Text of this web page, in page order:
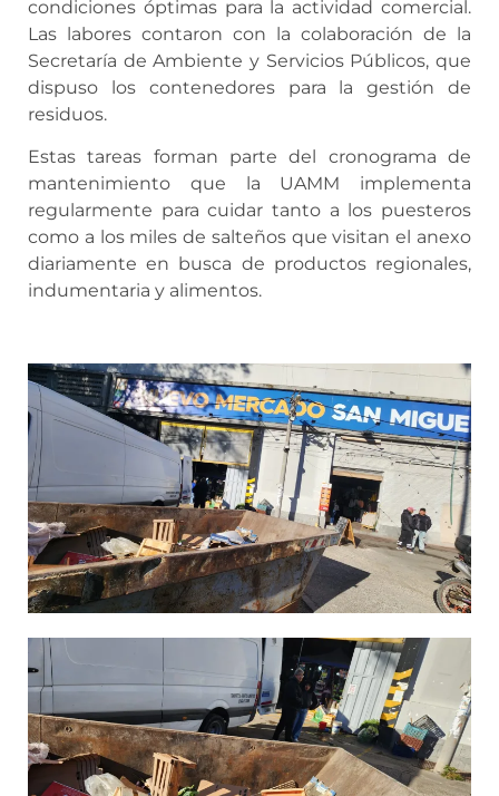
condiciones óptimas para la actividad comercial.
Las labores contaron con la colaboración de la
Secretaría de Ambiente y Servicios Públicos, que
dispuso los contenedores para la gestión de
residuos.
Estas tareas forman parte del cronograma de
mantenimiento que la UAMM implementa
regularmente para cuidar tanto a los puesteros
como a los miles de salteños que visitan el anexo
diariamente en busca de productos regionales,
indumentaria y alimentos.